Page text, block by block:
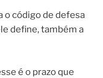
o código de defesa
define, também a
é o prazo que